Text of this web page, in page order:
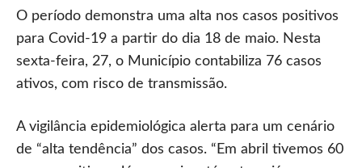
O período demonstra uma alta nos casos positivos
para Covid-19 a partir do dia 18 de maio. Nesta
sexta-feira, 27, o Município contabiliza 76 casos
ativos, com risco de transmissão.
A vigilância epidemiológica alerta para um cenário
de “alta tendência” dos casos. “Em abril tivemos 60